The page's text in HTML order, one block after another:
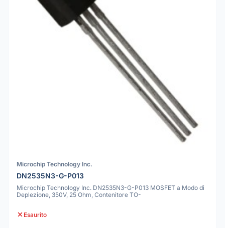
Microchip Technology Inc.
DN2535N3-G-P013
Microchip Technology Inc. DN2535N3-G-P013 MOSFET a Modo di
Deplezione, 350V, 25 Ohm, Contenitore TO-
Esaurito